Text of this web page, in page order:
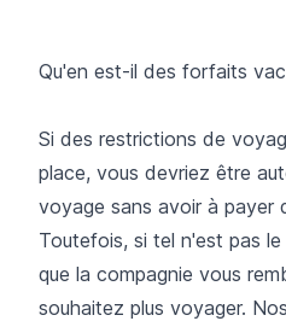
Qu'en est-il des forfaits
Si des restrictions de
place, vous devriez être
voyage sans avoir à payer
Toutefois, si tel n'est pas
que la compagnie vous
souhaitez plus voyager.